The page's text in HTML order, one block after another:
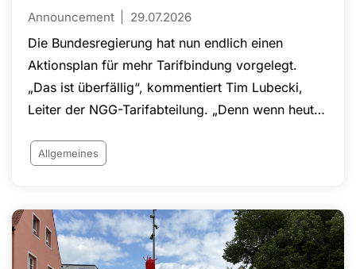
Announcement 29.07.2026
Die Bundesregierung hat nun endlich einen
Aktionsplan für mehr Tarifbindung vorgelegt.
„Das ist überfällig“, kommentiert Tim Lubecki,
Leiter der NGG-Tarifabteilung. „Denn wenn heute
bezahlt werden, ist das kein Betriebsunfall,
wir meilenweit entfernt.“
Allgemeines